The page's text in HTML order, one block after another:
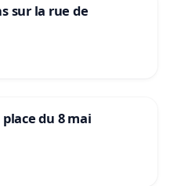
sur la rue de
du 8 mai